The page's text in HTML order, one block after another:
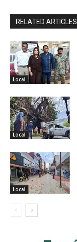
RELATED ARTICLES
Local
Local
Local